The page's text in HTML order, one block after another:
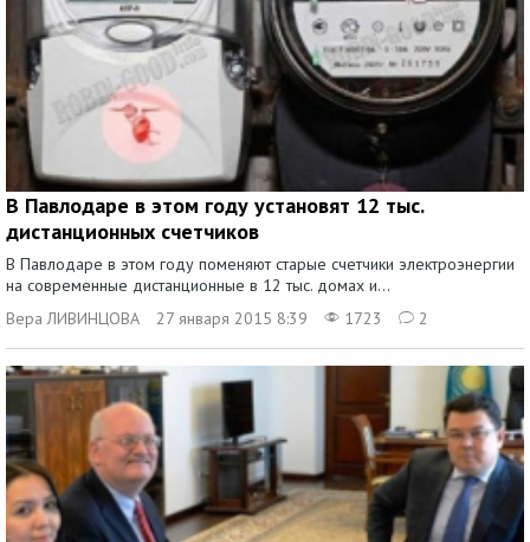
В Павлодаре в этом году установят 12 тыс.
дистанционных счетчиков
В Павлодаре в этом году поменяют старые счетчики электроэнергии
на современные дистанционные в 12 тыс. домах и...
Вера ЛИВИНЦОВА
27 января 2015 8:39 1723 2